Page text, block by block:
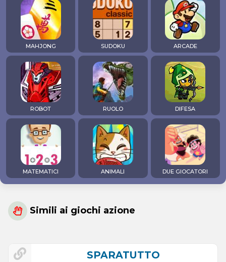
MAHJONG SUDOKU ARCADE
ROBOT RUOLO DIFESA
MATEMATICI ANIMALI DUE GIOCATORI
Simili ai giochi azione
SPARATUTTO